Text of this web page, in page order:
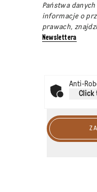
Państwa
informacje o
prawach,
Newslettera
Anti-
Click